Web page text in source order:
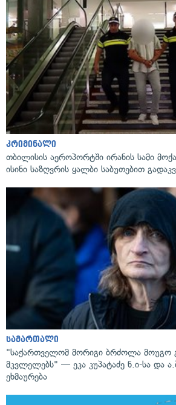
კრიმინალი
თბილისის აეროპორტში ირანის სამი
ისინი საზღვრის ყალბი საბუთებით
სამართალი
"საქართველომ მორიგი ბრძოლა მოუგო
მკვლელებს" — ეკა კუპატაძე ნ.ი-სა და
ეხმაურება